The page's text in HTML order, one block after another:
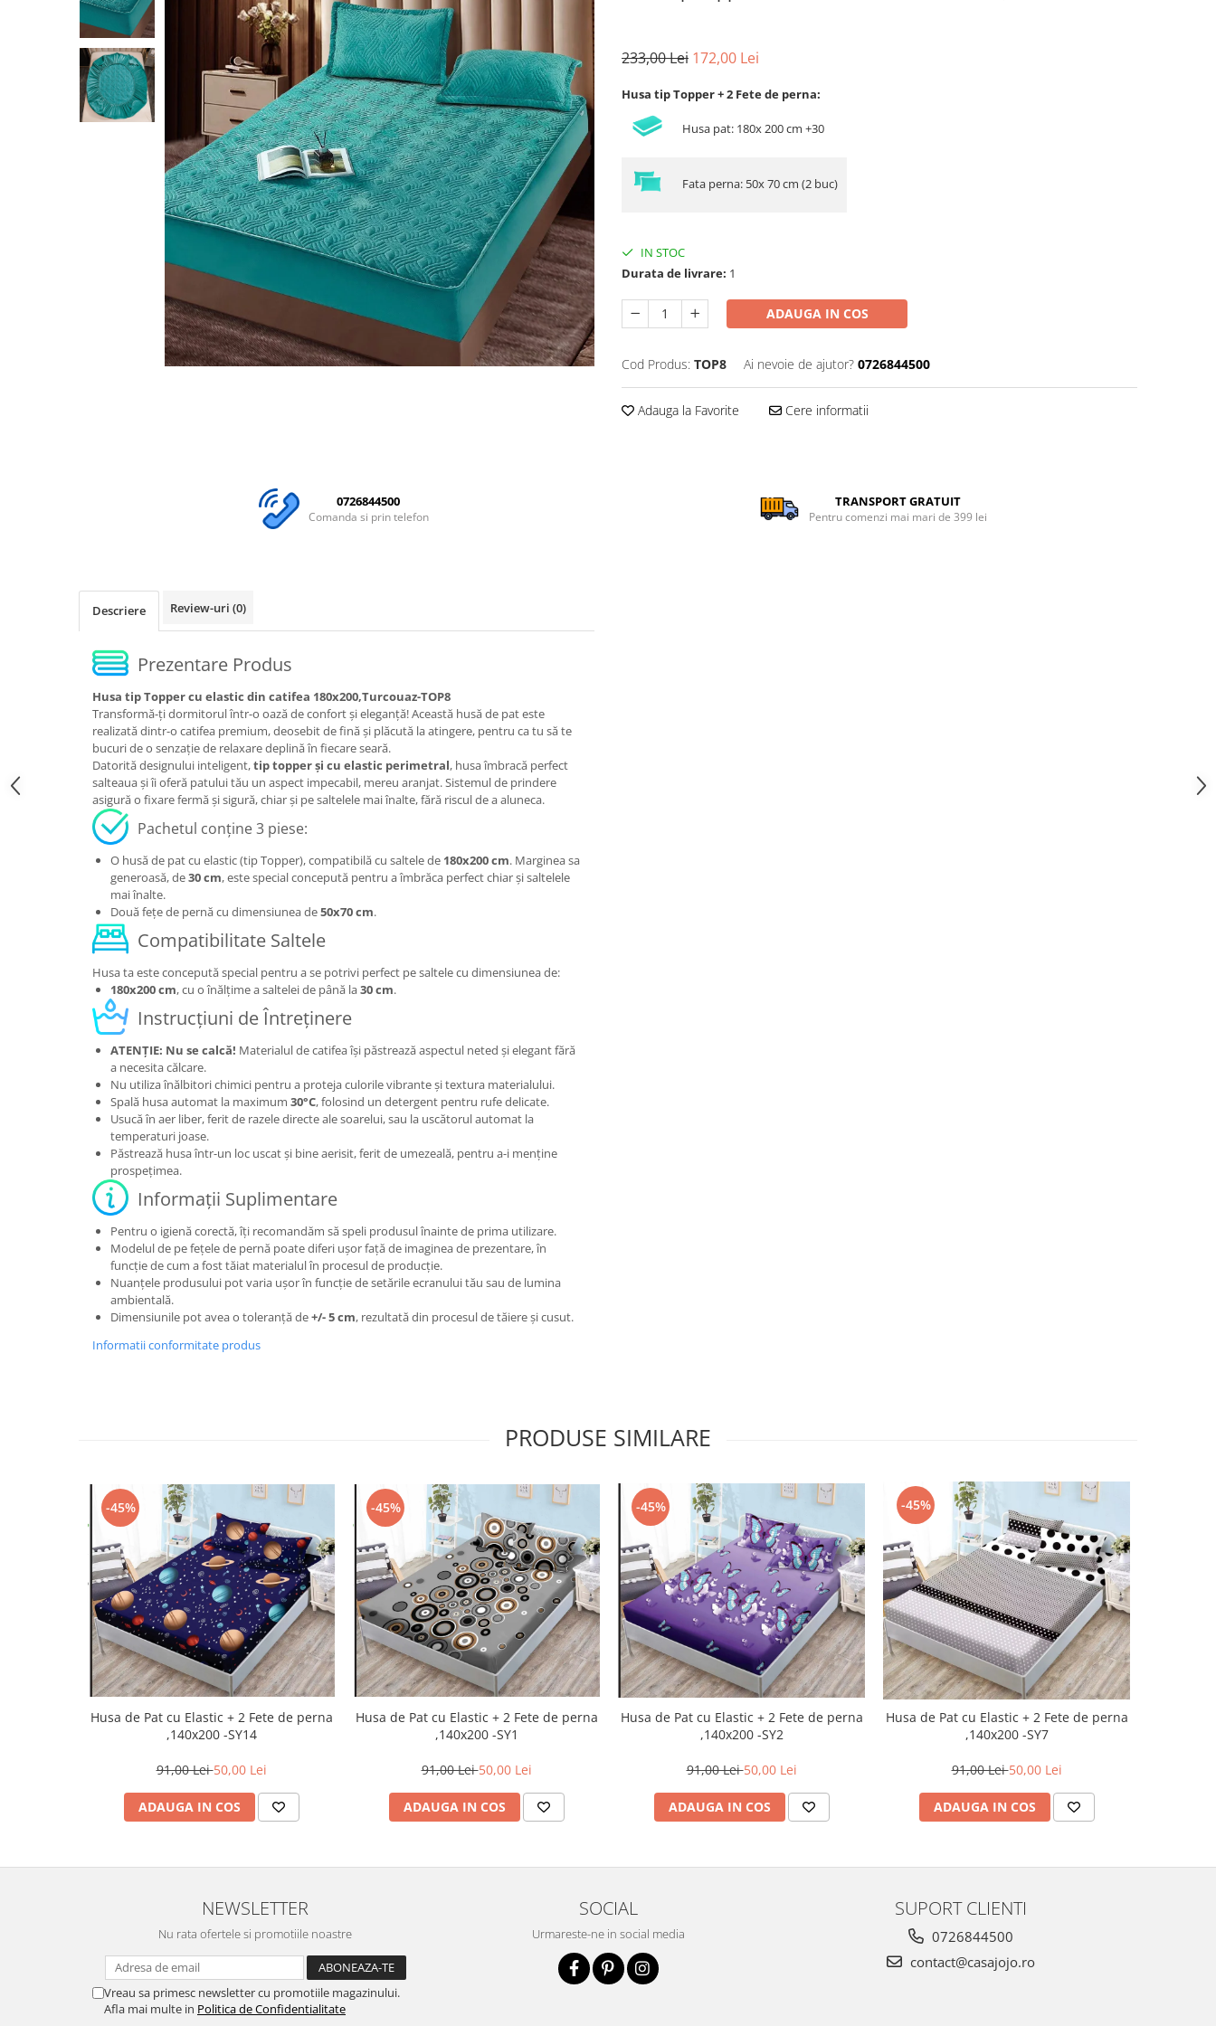
Lenjerii Creponate
Lenjerii de finet Iprimate Digital
Lenjerii de pat Bumbac 100%
Lenjerii de pat Finet + 2 Draperii
Lenjerii de pat Saten 4 piese cu
233,00 Lei 172,00 Lei
Husa tip Topper + 2 Fete de perna:
Husa pat: 180x 200 cm +30
Fata perna: 50x 70 cm (2 buc)
IN STOC
Durata de livrare: 1
ADAUGA IN COS
Cod Produs: TOP8 Ai nevoie de ajutor? 0726844500
Adauga la Favorite Cere informatii
0726844500
Comanda si prin telefon
TRANSPORT GRATUIT
Pentru comenzi mai mari de 399 lei
Descriere Review-uri (0)
Prezentare Produs
Husa tip Topper cu elastic din catifea 180x200,Turcouaz-TOP8
Transformă-ți dormitorul într-o oază de confort și eleganță! Această husă de pat este
realizată dintr-o catifea premium, deosebit de fină și plăcută la atingere, pentru ca tu să te
bucuri de o senzație de relaxare deplină în fiecare seară.
Datorită designului inteligent,tip topper și cu elastic perimetral, husa îmbracă perfect
salteaua și îi oferă patului tău un aspect impecabil, mereu aranjat. Sistemul de prindere
asigură o fixare fermă și sigură, chiar și pe saltelele mai înalte, fără riscul de a aluneca.
Pachetul conține 3 piese:
O husă de pat cu elastic (tip Topper), compatibilă cu saltele de 180x200 cm. Marginea sa
generoasă, de30 cm, este special concepută pentru a îmbrăca perfect chiar și saltelele
mai înalte.
Două fețe de pernă cu dimensiunea de50x70 cm.
Compatibilitate Saltele
Husa ta este concepută special pentru a se potrivi perfect pe saltele cu dimensiunea de:
180x200 cm, cu o înălțime a saltelei de până la30 cm.
Instrucțiuni de Întreținere
ATENȚIE: Nu se calcă! Materialul de catifea își păstrează aspectul neted și elegant fără
a necesita călcare.
Nu utiliza înălbitori chimici pentru a proteja culorile vibrante și textura materialului.
Spală husa automat la maximum 30°C, folosind un detergent pentru rufe delicate.
Usucă în aer liber, ferit de razele directe ale soarelui, sau la uscătorul automat la
temperaturi joase.
Păstrează husa într-un loc uscat și bine aerisit, ferit de umezeală, pentru a-i menține
prospețimea.
Informații Suplimentare
Pentru o igienă corectă, îți recomandăm să speli produsul înainte de prima utilizare.
Modelul de pe fețele de pernă poate diferi ușor față de imaginea de prezentare, în
funcție de cum a fost tăiat materialul în procesul de producție.
Nuanțele produsului pot varia ușor în funcție de setările ecranului tău sau de lumina
ambientală.
Dimensiunile pot avea o toleranță de+/- 5 cm, rezultată din procesul de tăiere și cusut.
Informatii conformitate produs
PRODUSE SIMILARE
-45%
Husa de Pat cu Elastic + 2 Fete de perna
,140x200 -SY14
91,00 Lei50,00 Lei
ADAUGA IN COS
-45%
Husa de Pat cu Elastic + 2 Fete de perna
,140x200 -SY1
91,00 Lei50,00 Lei
ADAUGA IN COS
-45%
Husa de Pat cu Elastic + 2 Fete de perna
,140x200 -SY2
91,00 Lei50,00 Lei
ADAUGA IN COS
-45%
Husa de Pat cu Elastic + 2 Fete de perna
,140x200 -SY7
91,00 Lei50,00 Lei
ADAUGA IN COS
NEWSLETTER
Nu rata ofertele si promotiile noastre
Vreau sa primesc newsletter cu promotiile magazinului.
Afla mai multe in Politica de Confidentialitate
SOCIAL
Urmareste-ne in social media
SUPORT CLIENTI
0726844500
contact@casajojo.ro